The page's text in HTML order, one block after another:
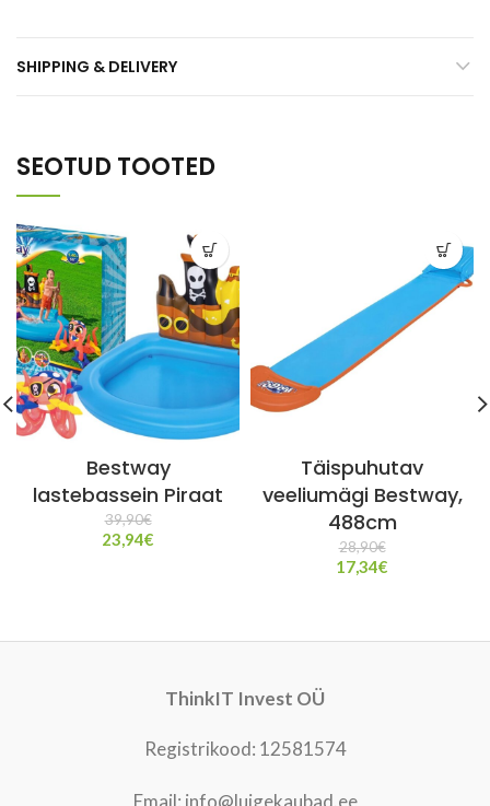
SHIPPING & DELIVERY
SEOTUD TOOTED
Bestway
lastebassein Piraat
39,90€
23,94€
Täispuhutav
veeliumägi Bestway,
488cm
28,90€
17,34€
ThinkIT Invest OÜ
Registrikood: 12581574
Email: info@luigekaubad.ee